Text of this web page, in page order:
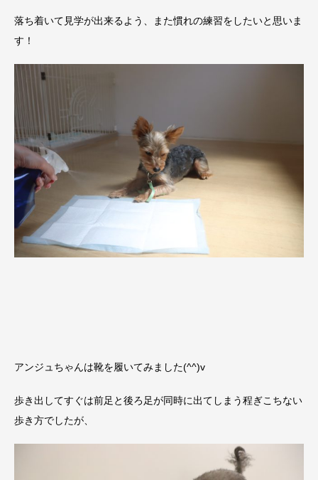
落ち着いて見学が出来るよう、また慣れの練習をしたいと思いま
す！
アンジュちゃんは靴を履いてみました(^^)v
歩き出してすぐは前足と後ろ足が同時に出てしまう程ぎこちない
歩き方でしたが、